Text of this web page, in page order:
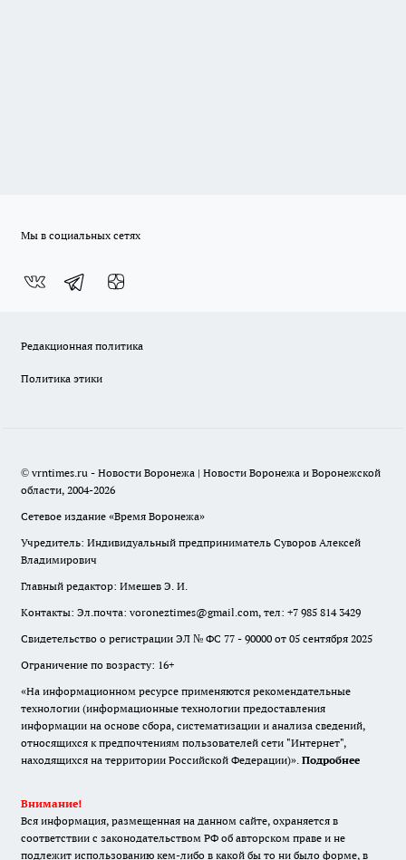
Мы в социальных сетях
Редакционная политика
Политика этики
© vrntimes.ru - Новости Воронежа | Новости Воронежа и Воронежской
области, 2004-2026
Сетевое издание «Время Воронежа»
Учредитель: Индивидуальный предприниматель Суворов Алексей
Владимирович
Главный редактор: Имешев Э. И.
Контакты: Эл.почта: voroneztimes@gmail.com, тел: +7 985 814 3429
Свидетельство о регистрации ЭЛ № ФС 77 - 90000 от 05 сентября 2025
Ограничение по возрасту: 16+
«На информационном ресурсе применяются рекомендательные
технологии (информационные технологии предоставления
информации на основе сбора, систематизации и анализа сведений,
относящихся к предпочтениям пользователей сети "Интернет",
находящихся на территории Российской Федерации)». Подробнее
Внимание!
Вся информация, размещенная на данном сайте, охраняется в
соответствии с законодательством РФ об авторском праве и не
подлежит использованию кем-либо в какой бы то ни было форме, в